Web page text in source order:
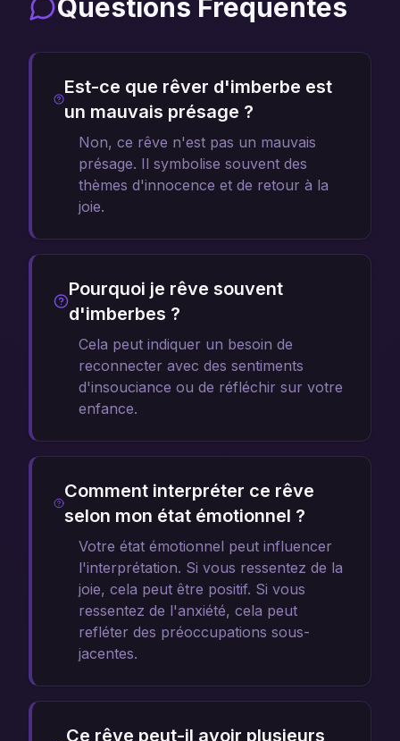
Questions Fréquentes
Est-ce que rêver d'imberbe est
un mauvais présage ?
Non, ce rêve n'est pas un mauvais
présage. Il symbolise souvent des
thèmes d'innocence et de retour à la
joie.
Pourquoi je rêve souvent
d'imberbes ?
Cela peut indiquer un besoin de
reconnecter avec des sentiments
d'insouciance ou de réfléchir sur votre
enfance.
Comment interpréter ce rêve
selon mon état émotionnel ?
Votre état émotionnel peut influencer
l'interprétation. Si vous ressentez de la
joie, cela peut être positif. Si vous
ressentez de l'anxiété, cela peut
refléter des préoccupations sous-
jacentes.
Ce rêve peut-il avoir plusieurs